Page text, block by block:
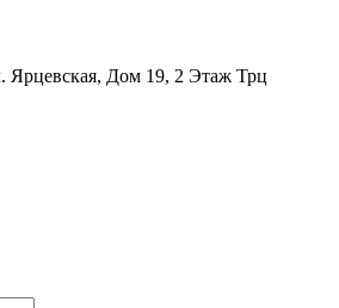
Ярцевская, Дом 19, 2 Этаж Трц